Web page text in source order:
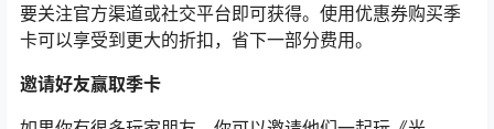
要关注官方渠道或社交平台即可获得。使用优惠券购买季
卡可以享受到更大的折扣，省下一部分费用。
邀请好友赢取季卡